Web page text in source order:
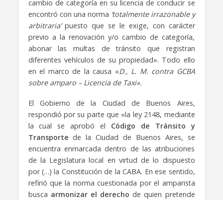
cambio de categoría en su licencia de conducir se
encontró con una norma ‘totalmente irrazonable y
arbitraria’puesto que se le exige, con carácter
previo a la renovación y/o cambio de categoría,
abonar las multas de tránsito que registran
diferentes vehículos de su propiedad». Todo ello
en el marco de la causa «D., L. M. contra GCBA
sobre amparo – Licencia de Taxi».
El Gobierno de la Ciudad de Buenos Aires,
respondió por su parte que «la ley 2148, mediante
la cual se aprobó el Código de Tránsito y
Transporte de la Ciudad de Buenos Aires, se
encuentra enmarcada dentro de las atribuciones
de la Legislatura local en virtud de lo dispuesto
por (…) la Constitución de la CABA. En ese sentido,
refirió que la norma cuestionada por el amparista
busca armonizar el derecho de quien pretende